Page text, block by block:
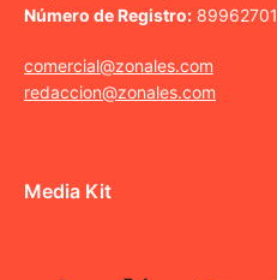
Número de Registro: 89962701
comercial@zonales.com
redaccion@zonales.com
Media Kit